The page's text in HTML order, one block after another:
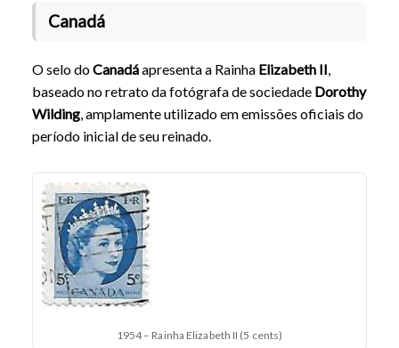
Canadá
O selo doCanadáapresenta a Rainha Elizabeth II
baseado no retrato da fotógrafa de sociedade Dorothy
Wilding , amplamente utilizado em emissões oficiais do
período inicial de seu reinado.
1954 – Rainha Elizabeth II (5 cents)